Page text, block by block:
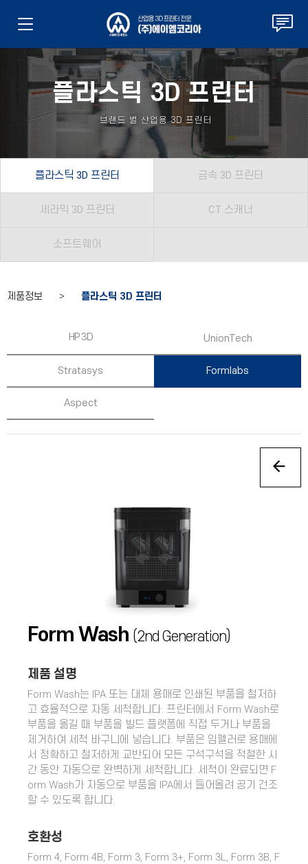
플라스틱 3D 프린터
브랜드 별 산업용 3D 프린터
플라스틱 3D 프린터 금속 3D 프린터
세라믹 3D 프린터 CT 스캐너
소프트웨어
제품정보 > 플라스틱 3D 프린터
HP 3D UnionTech
Stratasys Formlabs
Aspect
Form Wash (2nd Generation)
제품 설명
Form Wash는 IPA 또는 대체 용매로 인쇄된 부품을 철저하
고 효율적으로 자동 세척합니다. 프린터에서 Form Wash로
부품을 옮길 때 부품을 빌드 플랫폼에 직접 두거나 부품을
제거하여 세척 바구니에 넣습니다. 부품은 임펠러로 용매에
서 정확하고 철저하게 교반되어 모든 구석구석을 적절한 시
간 동안 자동으로 완벽하게 세척합니다. 세척이 완료되면 F
orm Wash가 자동으로 부품을 IPA에서 들어올려 공기 건조
할 수 있도록 합니다.
호환성
Form 4, Form 4B, Form 3, Form 3+, Form 3L, Form 3B, F